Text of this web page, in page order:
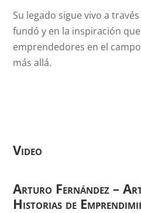
Su legado sigue vivo a
fundó y en la inspiración
emprendedores en el
más allá.
Video
Arturo Fernández –
Historias de